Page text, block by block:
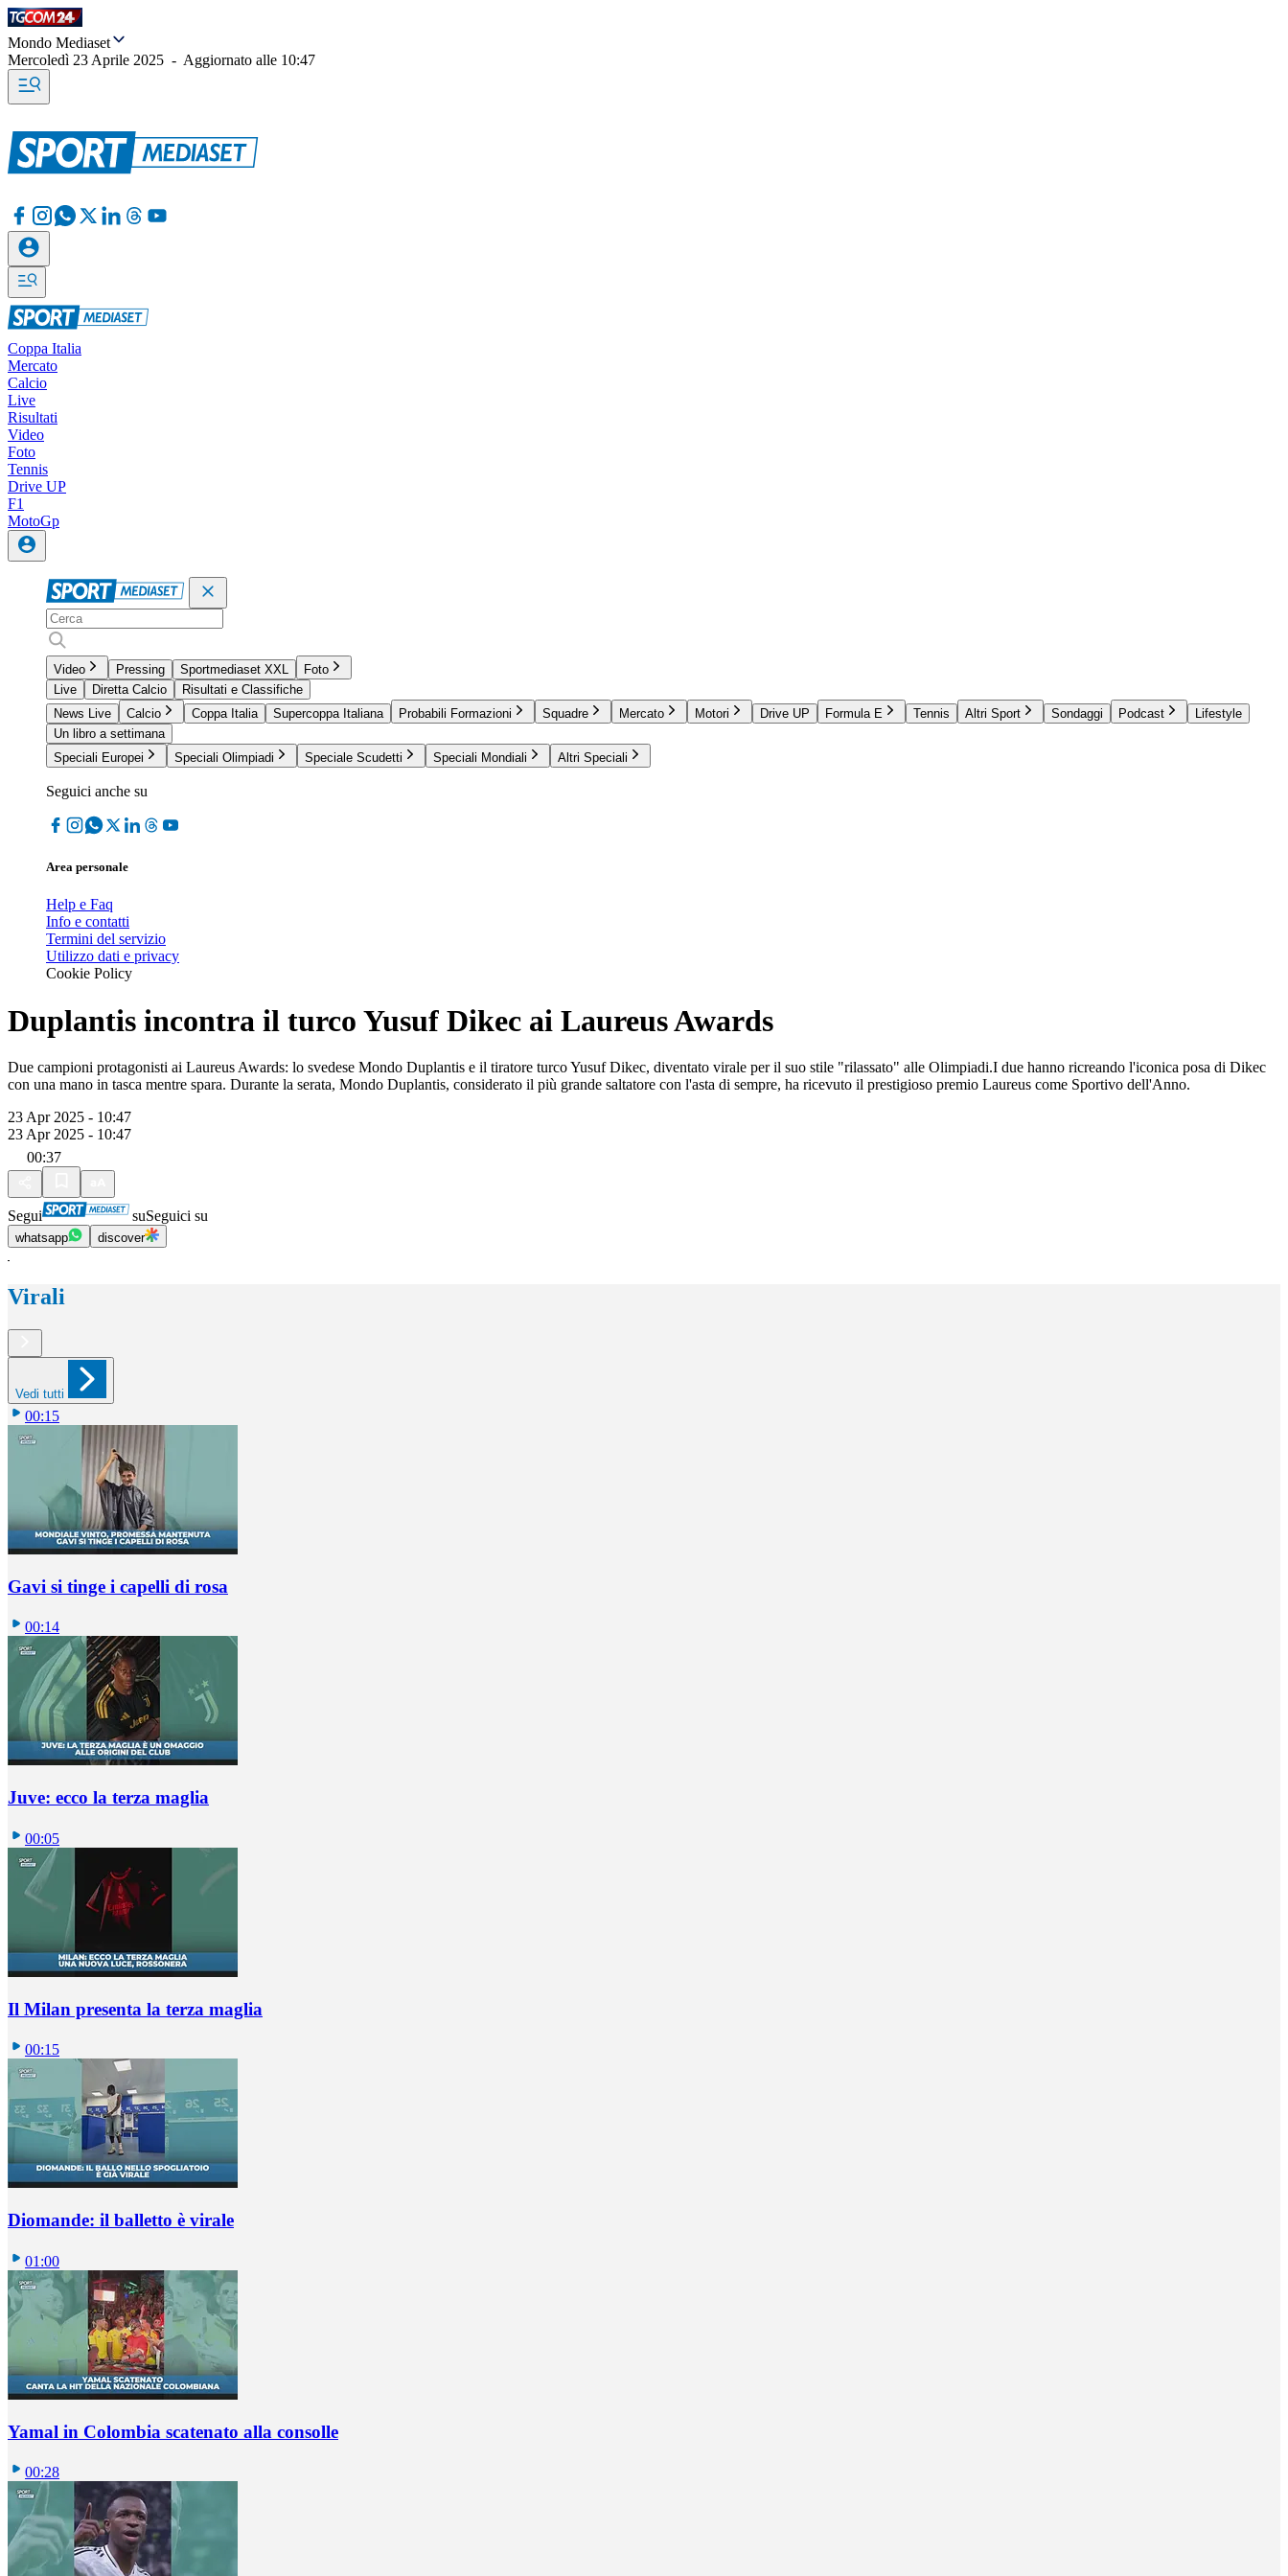
Mondo Mediaset
Mercoledì 23 Aprile 2025 - Aggiornato alle 10:47
Coppa Italia
Mercato
Calcio
Live
Risultati
Video
Foto
Tennis
Drive UP
F1
MotoGp
Video Pressing Sportmediaset XXL
Foto
Live
Diretta Calcio
Risultati e Classifiche
News Live
Calcio Coppa Italia Supercoppa Italiana Probabili Formazioni Squadre Mercato Motori Drive UP Formula E Tennis Altri Sport Sondaggi Podcast
Lifestyle
Un libro a settimana
Speciali Europei
Speciali Olimpiadi Speciale Scudetti Speciali Mondiali Altri Speciali
Seguici anche su
Area personale
Help e Faq
Info e contatti
Termini del servizio
Utilizzo dati e privacy
Cookie Policy
Duplantis incontra il turco Yusuf Dikec ai Laureus Awards
Due campioni protagonisti ai Laureus Awards: lo svedese Mondo Duplantis e il tiratore turco Yusuf Dikec, diventato virale per il suo stile "rilassato" alle Olimpiadi.I due hanno ricreando l'iconica posa di Dikec
con una mano in tasca mentre spara. Durante la serata, Mondo Duplantis, considerato il più grande saltatore con l'asta di sempre, ha ricevuto il prestigioso premio Laureus come Sportivo dell'Anno.
23 Apr 2025 - 10:47
23 Apr 2025 - 10:47
00:37
Segui suSeguici su
whatsapp discover
Virali
Vedi tutti
00:15
Gavi si tinge i capelli di rosa
00:14
Juve: ecco la terza maglia
00:05
Il Milan presenta la terza maglia
00:15
Diomande: il balletto è virale
01:00
Yamal in Colombia scatenato alla consolle
00:28